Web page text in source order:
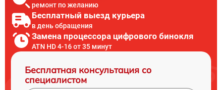
ремонт по желанию
Бесплатный выезд курьера
в день обращения
Замена процессора цифрового бинокля
ATN HD 4-16 от 35 минут
Бесплатная консультация со
специалистом